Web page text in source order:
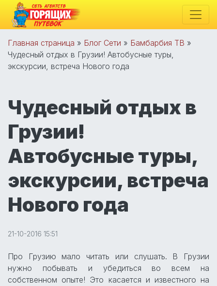
Главная страница » Блог Сети » Бамбарбия ТВ »
Чудесный отдых в Грузии! Автобусные туры,
экскурсии, встреча Нового года
Чудесный отдых в
Грузии!
Автобусные туры,
экскурсии, встреча
Нового года
21-10-2016 15:51
Про Грузию мало читать или слушать. В Грузии
нужно побывать и убедиться во всем на
собственном опыте! Это касается и известного на